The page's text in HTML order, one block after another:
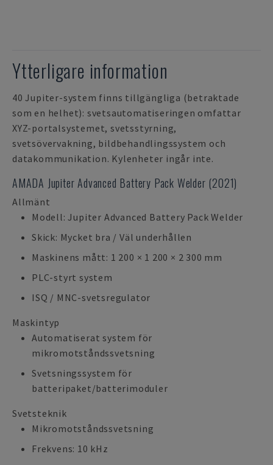
Ytterligare information
40 Jupiter-system finns tillgängliga (betraktade
som en helhet): svetsautomatiseringen omfattar
XYZ-portalsystemet, svetsstyrning,
svetsövervakning, bildbehandlingssystem och
datakommunikation. Kylenheter ingår inte.
AMADA Jupiter Advanced Battery Pack Welder (2021)
Allmänt
Modell: Jupiter Advanced Battery Pack Welder
Skick: Mycket bra / Väl underhållen
Maskinens mått: 1 200 × 1 200 × 2 300 mm
PLC-styrt system
ISQ / MNC-svetsregulator
Maskintyp
Automatiserat system för
mikromotståndssvetsning
Svetsningssystem för
batteripaket/batterimoduler
Svetsteknik
Mikromotståndssvetsning
Frekvens: 10 kHz